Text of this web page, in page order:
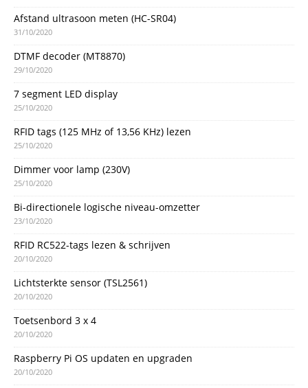
Afstand ultrasoon meten (HC-SR04)
31/10/2020
DTMF decoder (MT8870)
29/10/2020
7 segment LED display
25/10/2020
RFID tags (125 MHz of 13,56 KHz) lezen
25/10/2020
Dimmer voor lamp (230V)
25/10/2020
Bi-directionele logische niveau-omzetter
23/10/2020
RFID RC522-tags lezen & schrijven
20/10/2020
Lichtsterkte sensor (TSL2561)
20/10/2020
Toetsenbord 3 x 4
20/10/2020
Raspberry Pi OS updaten en upgraden
20/10/2020